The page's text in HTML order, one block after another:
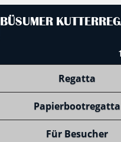
BÜSUMER
Regatta
Papierbootregatta
Für Besucher